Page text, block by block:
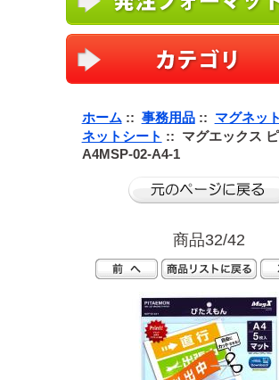
ホーム :: 事務用品:: マグネット
ネットシート :: マグエックス
A4MSP-02-A4-1
商品32/42